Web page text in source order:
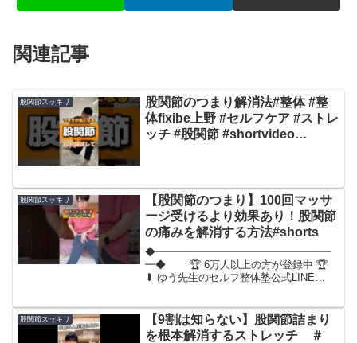
関連記事
股関節スッキリ
股関節のつまり解消法#整体 #整
体fixibe上野 #セルフケア #ストレ
ッチ #股関節 #shortvideo
股関節スッキリ
【股関節のつまり】100回マッサ
ージ受けるより効果あり！股関節
の痛みを解消する方法#shorts
◆━━━━━━━━━━━━━━━━━
━◆ 🏆 6万人以上の方が登録中 🏆
⬇︎ ゆう先生のセルフ整体塾公式LINE
110個⬇︎🏆✅腰痛解消動画８本✅膝の痛
み...
股関節スッキリ
【9割は知らない】股関節詰まり
を根本解消するストレッチ ＃